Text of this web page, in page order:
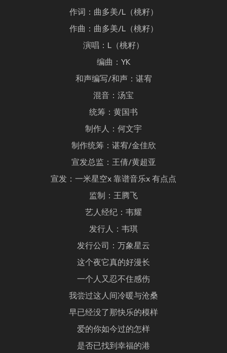
作词：曲多美/L（桃籽）
作曲：曲多美/L（桃籽）
演唱：L（桃籽）
编曲：YK
和声编写/和声：谌宥
混音：汤宝
统筹：黄国书
制作人：何文宇
制作统筹：谌宥/金佳欣
宣发总监：王倩/黄超亚
宣发：一米星空x 靠谱音乐x 有点点
监制：王腾飞
艺人经纪：韦耀
发行人：韦琪
发行公司：万象星云
这个夜它真的好漫长
一个人又忍不住感伤
我尝过这人间冷暖与沧桑
早已经没了那快乐的模样
爱的你如今过的怎样
是否已找到幸福的港